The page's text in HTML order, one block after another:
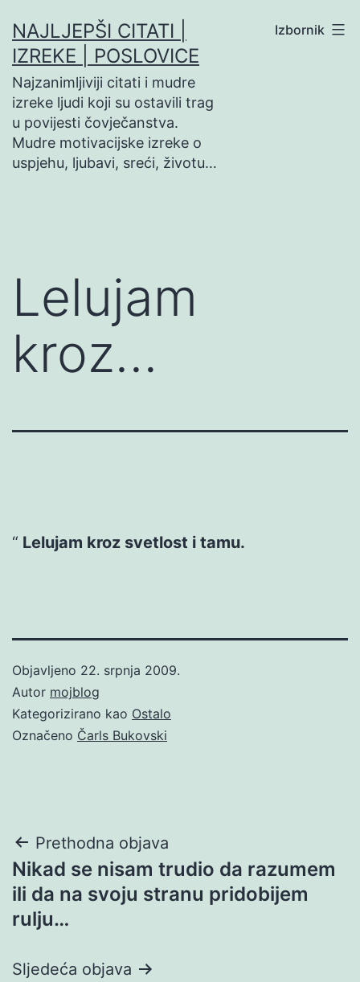
na
sadržaj
NAJLJEPŠI CITATI |
IZREKE | POSLOVICE
Najzanimljiviji citati i mudre
izreke ljudi koji su ostavili trag
u povijesti čovječanstva.
Mudre motivacijske izreke o
uspjehu, ljubavi, sreći, životu…
Izbornik
Lelujam
kroz…
Lelujam kroz svetlost i tamu.
Objavljeno 22. srpnja 2009.
Autor mojblog
Kategorizirano kao Ostalo
Označeno Čarls Bukovski
Navigacija
objava
Prethodna objava
Nikad se nisam trudio da razumem
ili da na svoju stranu pridobijem
rulju…
Sljedeća objava